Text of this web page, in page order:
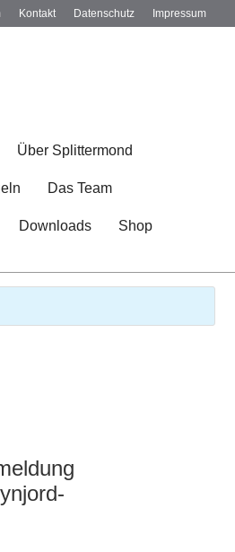
Impressum
Datenschutz
Kontakt
Über Splittermond
Das Team
Downloads Shop